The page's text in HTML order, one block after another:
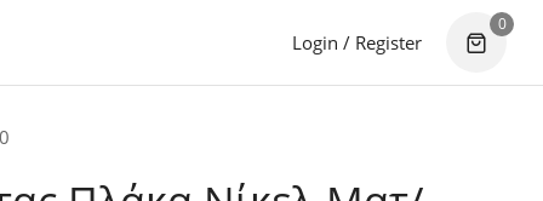
Login / Register
0